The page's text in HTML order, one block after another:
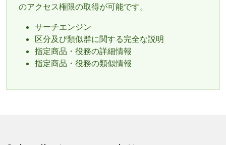
のアクセス権限の取得が可能です。
サーチエンジン
区分及び類似群に関する完全な説明
指定商品・役務の詳細情報
指定商品・役務の類似情報